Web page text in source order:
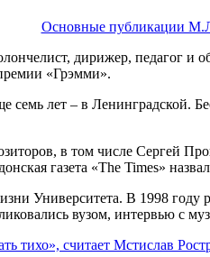
Основные публикации
дирижер, педагог и
«Грэмми».
семь лет – в
в том числе
газета «The Times»
Университета. В 1998
вузом, интервью с
тихо», считает Мстислав